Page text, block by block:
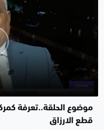
موضوع الحلقة..تعرفة
قطع الارزاق